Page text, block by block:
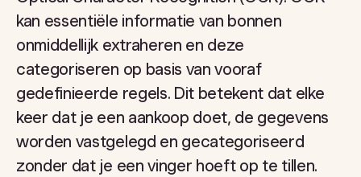
kan essentiële informatie van bonnen
onmiddellijk extraheren en deze
categoriseren op basis van vooraf
gedefinieerde regels. Dit betekent dat elke
keer dat je een aankoop doet, de gegevens
worden vastgelegd en gecategoriseerd
zonder dat je een vinger hoeft op te tillen.